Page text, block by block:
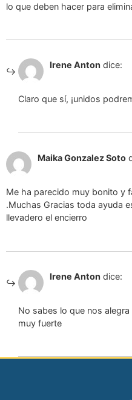
lo que deben hacer para
Irene Anton dice:
Claro que sí, ¡unidos
Maika Gonzalez Soto
Me ha parecido muy bonito y
.Muchas Gracias toda ayuda
llevadero el encierro
Irene Anton dice:
No sabes lo que nos
muy fuerte